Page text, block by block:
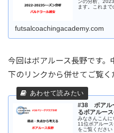
ンの分析、
ます。これまで
futsalcoachingacademy.com
今回はボアルース長野です
下のリンクから併せてご覧く
#38 ボアル
るボアルー
みなさんこんに
11位ボアルー
をご覧くださ